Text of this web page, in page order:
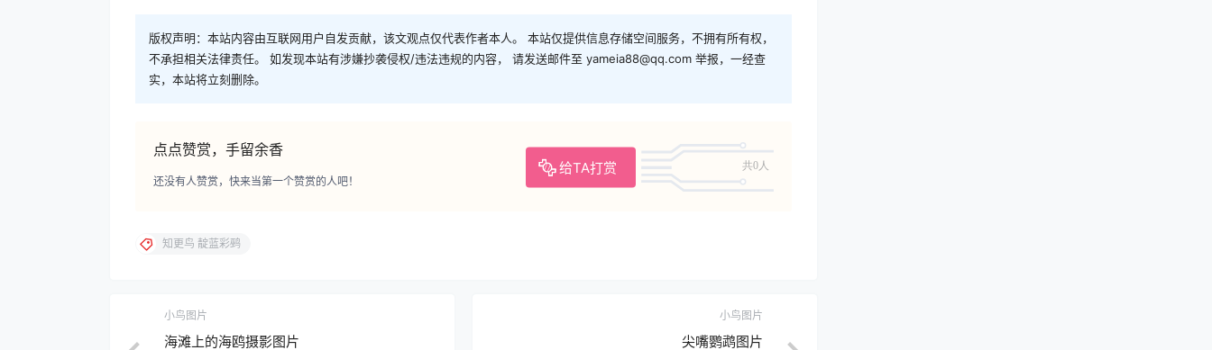
版权声明：本站内容由互联网用户自发贡献，该文观点仅代表作者本人。 本站仅提供信息存储空间服务，不拥有所有权，
不承担相关法律责任。 如发现本站有涉嫌抄袭侵权/违法违规的内容， 请发送邮件至 yameia88@qq.com 举报，一经查
实，本站将立刻删除。
点点赞赏，手留余香
给TA打赏 共0人
还没有人赞赏，快来当第一个赞赏的人吧！
知更鸟 靛蓝彩鹀
小鸟图片
海滩上的海鸥摄影图片
小鸟图片
尖嘴鹦鹉图片